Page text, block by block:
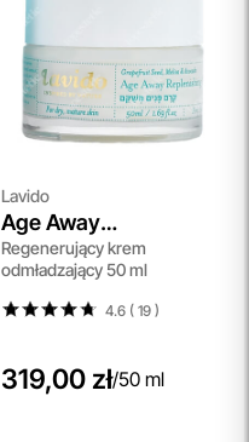
Lavido
Age Away
Replenishing Cream
Regenerujący krem
odmładzający 50 ml
4.6 ( 19)
319,00 zł/50 ml